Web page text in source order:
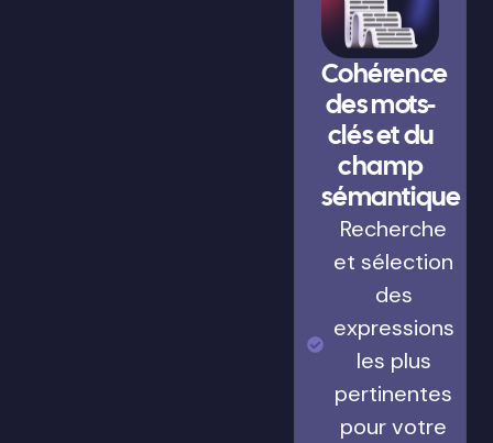
Cohérence
des mots-
clés et du
champ
sémantique
Recherche
et sélection
des
expressions
les plus
pertinentes
pour votre